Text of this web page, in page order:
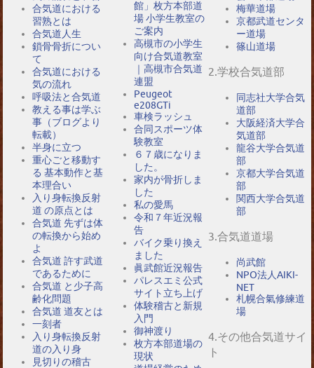
合気道における
習熟とは
合気道人生
鎖骨骨折につい
て
合気道における
気の流れ
呼吸法と合気道
教える事は学ぶ
事（ブログより
転載）
半身に立つ
重心ごと移動す
る 基本動作と基
本理合い
入り身転換反射
道 の原点とは
合気道 先ずは体
の転換から始め
よ
合気道 許す武道
であるために
合気道 と少子高
齢化問題
合気道 道友とは
一刻者
入り身転換反射
道の入り身
見切りの稽古
館」枚方本部道
場 小学生教室の
ご案内
高槻市の小学生
向け合気道教室
｜高槻市合気道
連盟
Peugeot
e208GTi
車検ラッシュ
合同スポーツ体
験教室
６７歳になりま
した。
家内が骨折しま
した
私の愛馬
令和７年近況報
告
バイク乗り換え
ました
眞武館近況報告
パレスエミ公式
サイト立ち上げ
体験稽古と新規
入門
御神渡り
枚方本部道場の
現状
梅華道場
京都武道センタ
ー道場
篠山道場
2.学校合気道部
同志社大学合気
道部
大阪経済大学合
気道部
龍谷大学合気道
部
京都大学合気道
部
関西大学合気道
部
3.合気道道場
尚武館
NPO法人AIKI-
NET
札幌合氣修練道
場
4.その他合気道サイ
ト